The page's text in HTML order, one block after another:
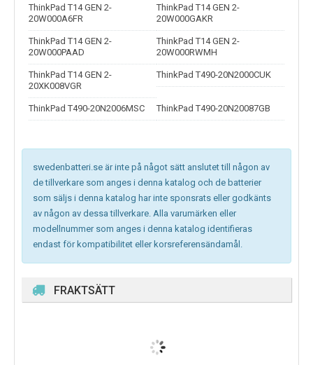
ThinkPad T14 GEN 2-
20W000A6FR
ThinkPad T14 GEN 2-
20W000GAKR
ThinkPad T14 GEN 2-
20W000PAAD
ThinkPad T14 GEN 2-
20W000RWMH
ThinkPad T14 GEN 2-
20XK008VGR
ThinkPad T490-20N2000CUK
ThinkPad T490-20N2006MSC ThinkPad T490-20N20087GB
swedenbatteri.se är inte på något sätt anslutet till någon av
de tillverkare som anges i denna katalog och de batterier
som säljs i denna katalog har inte sponsrats eller godkänts
av någon av dessa tillverkare. Alla varumärken eller
modellnummer som anges i denna katalog identifieras
endast för kompatibilitet eller korsreferensändamål.
FRAKTSÄTT